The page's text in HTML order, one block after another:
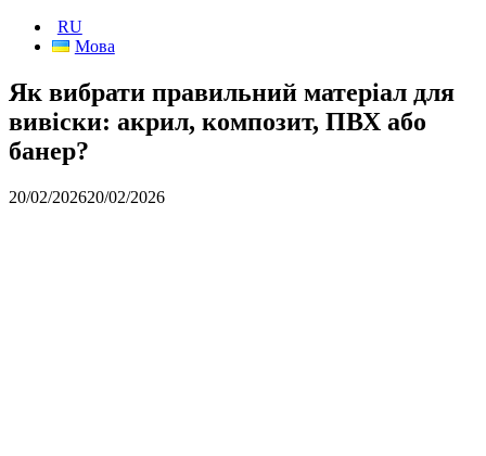
RU
Мова
Як вибрати правильний матеріал для
вивіски: акрил, композит, ПВХ або
банер?
20/02/202620/02/2026